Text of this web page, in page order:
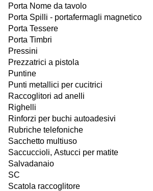
Porta Nome da tavolo
Porta Spilli - portafermagli magnetico
Porta Tessere
Porta Timbri
Pressini
Prezzatrici a pistola
Puntine
Punti metallici per cucitrici
Raccoglitori ad anelli
Righelli
Rinforzi per buchi autoadesivi
Rubriche telefoniche
Sacchetto multiuso
Saccuccioli, Astucci per matite
Salvadanaio
SC
Scatola raccoglitore